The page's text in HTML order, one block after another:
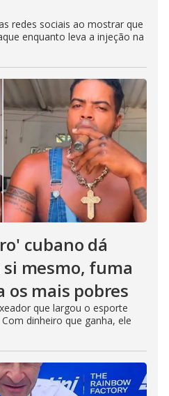
redes sociais ao mostrar que
enquanto leva a injeção na
cubano dá
mesmo, fuma
os mais pobres
que largou o esporte
dinheiro que ganha, ele